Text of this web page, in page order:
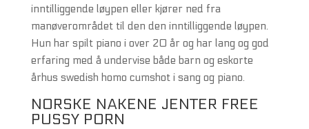
inntilliggende løypen eller kjører ned fra
manøverområdet til den den inntilliggende løypen.
Hun har spilt piano i over 20 år og har lang og god
erfaring med å undervise både barn og eskorte
århus swedish homo cumshot i sang og piano.
NORSKE NAKENE JENTER FREE
PUSSY PORN